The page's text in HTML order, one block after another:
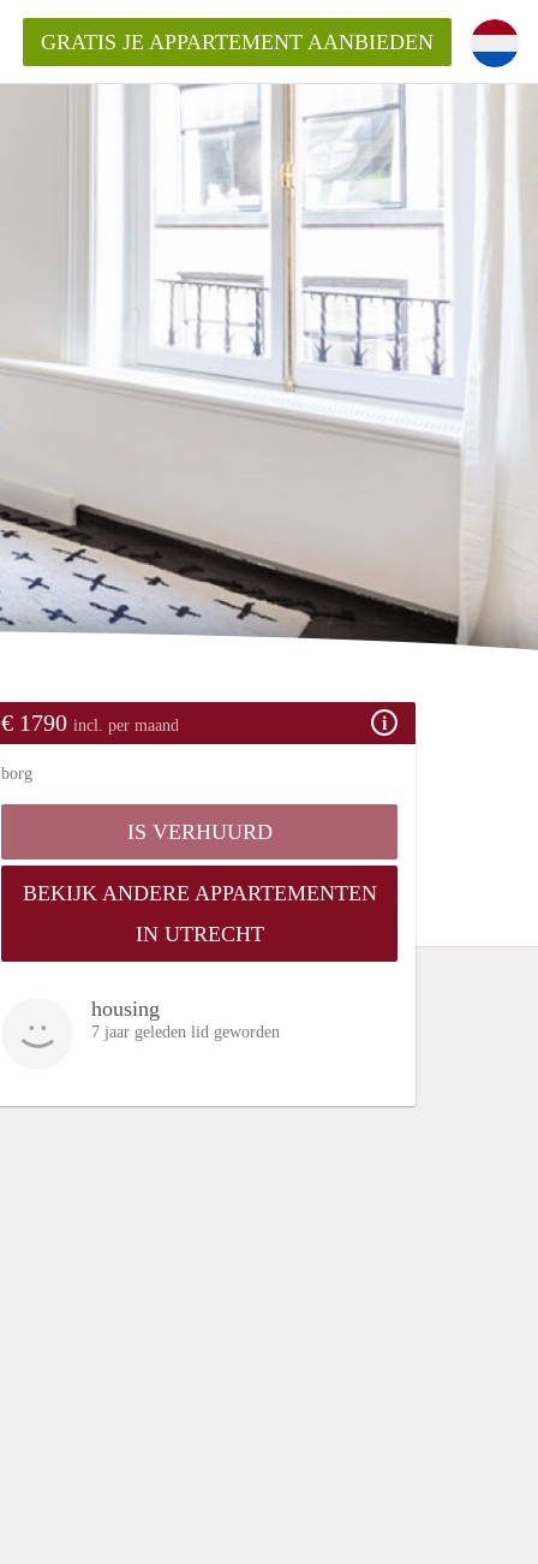
?
het aangeboden
GRATIS JE APPARTEMENT AANBIEDEN
€ 1790 incl. per maand
borg
IS VERHUURD
BEKIJK ANDERE APPARTEMENTEN
IN UTRECHT
housing
7 jaar geleden lid geworden